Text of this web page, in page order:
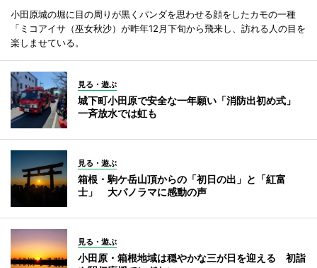
小田原城の堀に目の周りが黒くパンダを思わせる顔をしたカモの一種
「ミコアイサ（巫女秋沙）が昨年12月下旬から飛来し、訪れる人の目を
楽しませている。
見る・遊ぶ
城下町小田原で安全な一年願い「消防出初め式」
一斉放水では虹も
見る・遊ぶ
箱根・駒ケ岳山頂からの「初日の出」と「紅富
士」 大パノラマに感動の声
見る・遊ぶ
小田原・箱根地域は穏やかな三が日を迎える 初詣